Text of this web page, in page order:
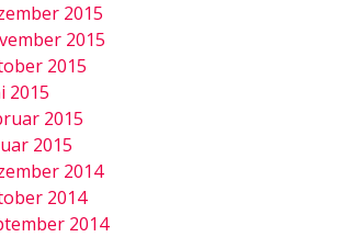
2015
2015
2015
2015
2015
2015
2014
2014
2014